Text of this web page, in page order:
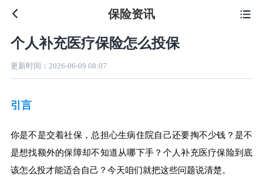
 保险资讯
个人补充医疗保险怎么投保
更新时间： 2026-06-09 08:07
引言
你是不是交着社保，总担心生病住院自己还要掏不少钱？是不
是想找额外的保障却不知道从哪下手？个人补充医疗保险到底
该怎么投才能适合自己？今天咱们就把这些问题说清楚。